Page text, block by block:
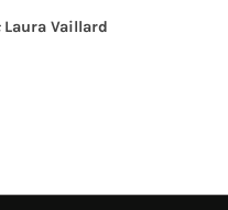
Laura Vaillard